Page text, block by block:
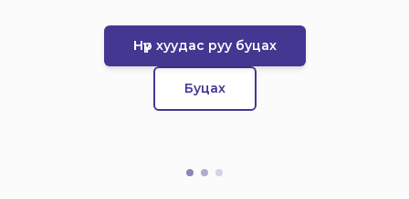
Нүүр хуудас руу буцах
Буцах